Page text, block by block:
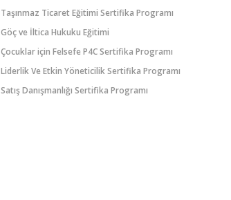
Taşınmaz Ticaret Eğitimi Sertifika Programı
Göç ve İltica Hukuku Eğitimi
Çocuklar için Felsefe P4C Sertifika Programı
Liderlik Ve Etkin Yöneticilik Sertifika Programı
Satış Danışmanlığı Sertifika Programı